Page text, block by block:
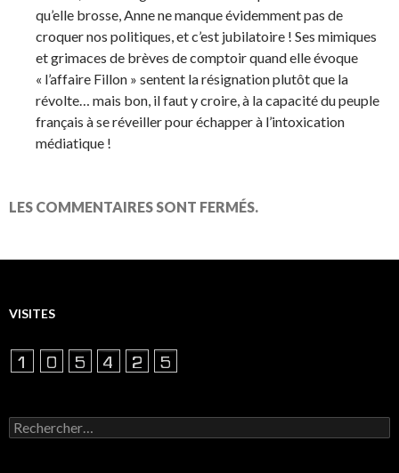
qu’elle brosse, Anne ne manque évidemment pas de
croquer nos politiques, et c’est jubilatoire ! Ses mimiques
et grimaces de brèves de comptoir quand elle évoque
« l’affaire Fillon » sentent la résignation plutôt que la
révolte… mais bon, il faut y croire, à la capacité du peuple
français à se réveiller pour échapper à l’intoxication
médiatique !
LES COMMENTAIRES SONT FERMÉS.
VISITES
Rechercher :